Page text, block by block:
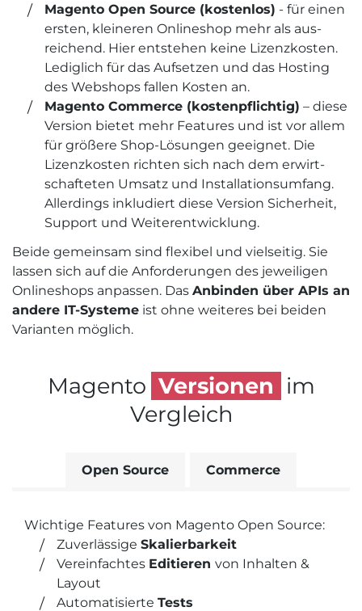
Magento Open Source (kostenlos) - für einen
ersten, kleineren Onlineshop mehr als aus­
reichend. Hier entstehen keine Lizenz­kosten.
Lediglich für das Auf­setzen und das Hosting
des Web­shops fallen Kosten an.
Magento Commerce (kosten­pflichtig) – diese
Version bietet mehr Features und ist vor allem
für größere Shop-Lösungen geeignet. Die
Lizenz­kosten richten sich nach dem erwirt­
schafteten Umsatz und Installations­umfang.
Allerdings inkludiert diese Version Sicher­heit,
Support und Weiter­entwicklung.
Beide gemein­sam sind flexibel und vielseitig. Sie
lassen sich auf die Anforder­ungen des jeweiligen
Online­shops anpassen. Das Anbinden über APIs an
andere IT-Systeme ist ohne weiteres bei beiden
Varianten möglich.
Magento Versionen im
Vergleich
Open Source Commerce
Wichtige Features von Magento Open Source:
Zuverlässige Skalier­bar­keit
Vereinfachtes Editieren von Inhalten &
Layout
Automatisierte Tests